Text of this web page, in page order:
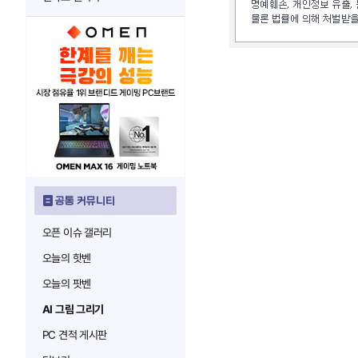
공통 커뮤니티
오픈 이슈 갤러리
오늘의 핫벤
오늘의 팟벤
AI 그림 그리기
PC 견적 게시판